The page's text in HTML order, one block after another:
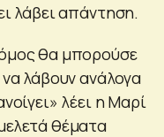
λάβει απάντηση.
θα μπορούσε
λάβουν ανάλογα
λέει η Μαρί
θέματα